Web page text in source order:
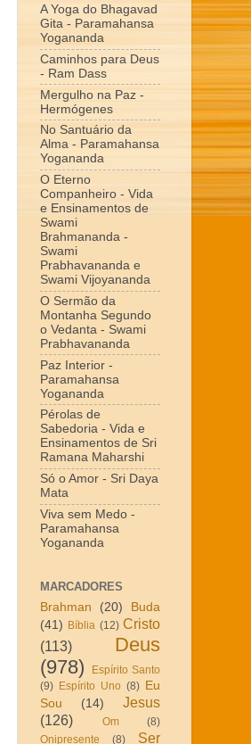
A Yoga do Bhagavad
Gita - Paramahansa
Yogananda
Caminhos para Deus
- Ram Dass
Mergulho na Paz -
Hermógenes
No Santuário da
Alma - Paramahansa
Yogananda
O Eterno
Companheiro - Vida
e Ensinamentos de
Swami
Brahmananda -
Swami
Prabhavananda e
Swami Vijoyananda
O Sermão da
Montanha Segundo
o Vedanta - Swami
Prabhavananda
Paz Interior -
Paramahansa
Yogananda
Pérolas de
Sabedoria - Vida e
Ensinamentos de Sri
Ramana Maharshi
Só o Amor - Sri Daya
Mata
Viva sem Medo -
Paramahansa
Yogananda
MARCADORES
Brahman
(20)
Buda
(41) Bíblia (12) Cristo
(113)
Deus
(978)
Espírito Santo
(9) Espírito Uno (8) Eu
Sou
(14)
Jesus
(126)
Om
(8)
Onipresente
(8)
Ser